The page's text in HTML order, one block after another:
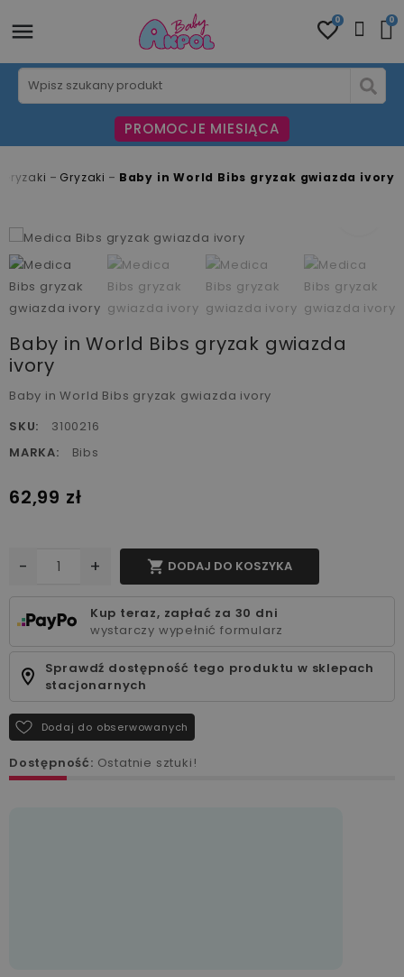
0 0
PROMOCJE MIESIĄCA
Gryzaki Baby in World Bibs gryzak gwiazda ivory
Baby in World Bibs gryzak gwiazda
ivory
Baby in World Bibs gryzak gwiazda ivory
SKU:
3100216
MARKA:
Bibs
62,99 zł
- +  DODAJ DO KOSZYKA
Kup teraz, zapłać za 30 dni
wystarczy wypełnić formularz
Sprawdź dostępność tego produktu w sklepach
stacjonarnych
Dodaj do obserwowanych
Dostępność: Ostatnie sztuki!